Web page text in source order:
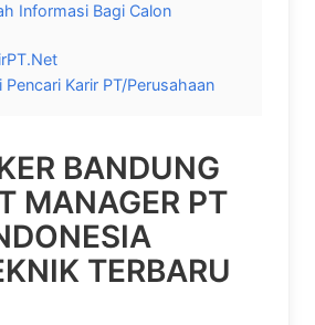
Informasi Bagi Calon
Pencari Karir PT/Perusahaan
BANDUNG
MANAGER PT
TERBARU